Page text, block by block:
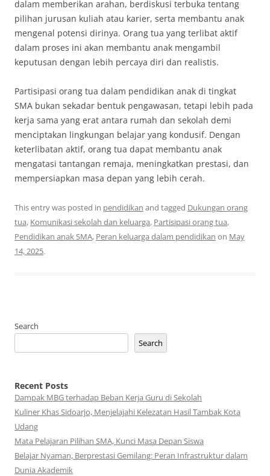
dalam memberikan arahan, berdiskusi terbuka tentang
pilihan jurusan kuliah atau karier, serta membantu anak
mengenal potensi dirinya. Orang tua yang terlibat aktif
dalam proses ini akan membantu anak mengambil
keputusan dengan lebih percaya diri dan realistis.
Partisipasi orang tua dalam pendidikan anak di tingkat
SMA bukan sekadar bentuk pengawasan, tetapi lebih pada
kerja sama yang erat antara rumah dan sekolah demi
menciptakan lingkungan belajar yang kondusif. Dengan
keterlibatan aktif, orang tua dapat membantu anak
mengatasi tantangan remaja, meningkatkan prestasi, dan
mempersiapkan masa depan yang lebih cerah.
This entry was posted in pendidikan and tagged Dukungan orang
tua, Komunikasi sekolah dan keluarga, Partisipasi orang tua,
Pendidikan anak SMA, Peran keluarga dalam pendidikan on May
14, 2025.
Search
Search
Recent Posts
Dampak MBG terhadap Beban Kerja Guru di Sekolah
Kuliner Khas Sidoarjo, Menjelajahi Kelezatan Hasil Tambak Kota
Udang
Mata Pelajaran Pilihan SMA, Kunci Masa Depan Siswa
Belajar Nyaman, Berprestasi Gemilang: Peran Infrastruktur dalam
Dunia Akademik